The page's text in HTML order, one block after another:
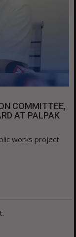
COMMITTEE,
AT PALPAK
works project